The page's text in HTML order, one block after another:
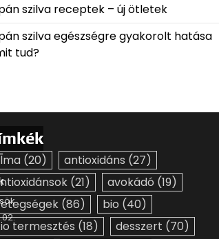
szilva receptek – új ötletek
szilva egészségre gyakorolt hatása
tud?
(20) antioxidáns (27)
(21) avokádó (19)
(86) bio (40)
termesztés (18) desszert (70)